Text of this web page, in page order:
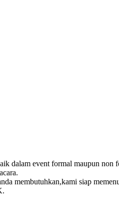
dalam event formal maupun non
membutuhkan,kami siap